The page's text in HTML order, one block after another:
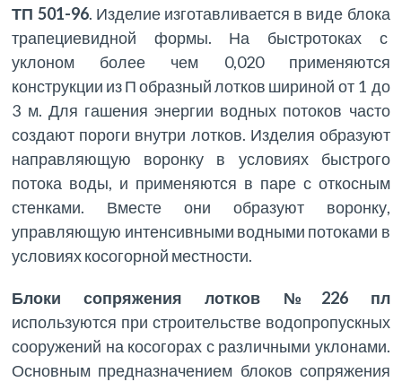
ТП 501-96. Изделие изготавливается в виде блока
трапециевидной формы. На быстротоках с
уклоном более чем 0,020 применяются
конструкции из П образный лотков шириной от 1 до
3 м. Для гашения энергии водных потоков часто
создают пороги внутри лотков. Изделия образуют
направляющую воронку в условиях быстрого
потока воды, и применяются в паре с откосным
стенками. Вместе они образуют воронку,
управляющую интенсивными водными потоками в
условиях косогорной местности.
Блоки сопряжения лотков №226 пл
используются при строительстве водопропускных
сооружений на косогорах с различными уклонами.
Основным предназначением блоков сопряжения